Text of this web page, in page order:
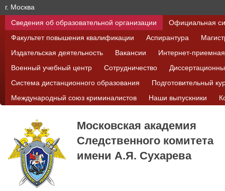
г. Москва
Сведения об образовательной организации
Официальная
Факультет повышения квалификации
Аспирантура
Издательская деятельность
Вакансии
Интернет-приемная
Военный учебный центр
Сотрудничество
Система дистанционного образования
Подготовительный
Международный союз криминалистов
Наши выпускники
Московская академия
Следственного комитета
имени А.Я. Сухарева